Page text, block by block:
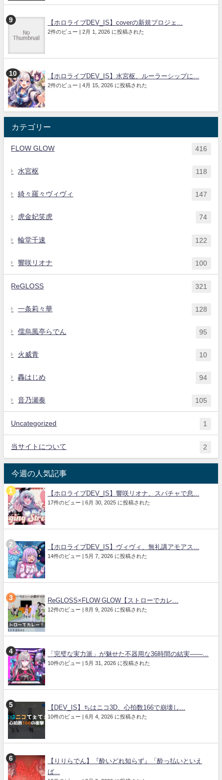
【ホロライブDEV_IS】coverの新規プロジェ...
2件のビュー | 2月 1, 2026 に投稿された
【ホロライブDEV_IS】水宮枢、ルーラーシップに...
2件のビュー | 4月 15, 2026 に投稿された
カテゴリー
FLOW GLOW 416
水宮枢 118
綺々羅々ヴィヴィ 147
虎金妃笑虎 74
輪堂千速 122
響咲リオナ 100
ReGLOSS 321
一条莉々華 128
儒烏風亭らでん 95
火威青 10
轟はじめ 94
音乃瀬奏 105
Uncategorized 1
当サイトについて 2
今週の人気記事
【ホロライブDEV_IS】響咲リオナ、スパチャで息...
17件のビュー 6月 30, 2025 に投稿された
【ホロライブDEV_IS】ヴィヴィ、無礼講アモアス...
14件のビュー 5月 7, 2026 に投稿された
ReGLOSS×FLOW GLOW【ストローでカレ...
12件のビュー 8月 9, 2026 に投稿された
「完璧な実力派」が魅せた不器用な36時間の結実――...
10件のビュー 5月 31, 2026 に投稿された
【DEV_IS】ちはニコ3D、心拍数166で崩壊し...
10件のビュー 6月 4, 2026 に投稿された
【りりらでん】『酔いどれ知らず』「酔っ払いといえ
ば...